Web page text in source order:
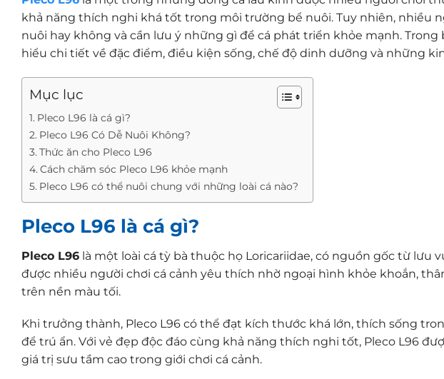
khả năng thích nghi khá tốt trong môi trường bể nuôi. Tuy nhiên, nhiều
nuôi hay không và cần lưu ý những gì để cá phát triển khỏe mạnh. Trong
hiểu chi tiết về đặc điểm, điều kiện sống, chế độ dinh dưỡng và những
Mục lục
Pleco L96 là cá gì?
Pleco L96 Có Dễ Nuôi Không?
Thức ăn cho Pleco L96
Cách chăm sóc Pleco L96 khỏe mạnh
Pleco L96 có thể nuôi chung với những loài cá nào?
Pleco L96 là cá gì?
Pleco L96 là một loài cá tỳ bà thuộc họ Loricariidae, có nguồn gốc từ lưu
được nhiều người chơi cá cảnh yêu thích nhờ ngoại hình khỏe khoắn,
trên nền màu tối.
Khi trưởng thành, Pleco L96 có thể đạt kích thước khá lớn, thích sống
để trú ẩn. Với vẻ đẹp độc đáo cùng khả năng thích nghi tốt, Pleco L96
giá trị sưu tầm cao trong giới chơi cá cảnh.